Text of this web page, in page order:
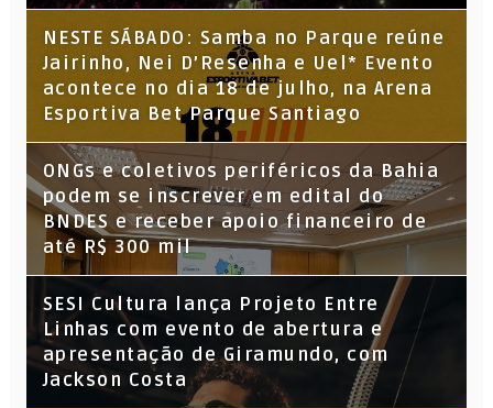
NESTE SÁBADO: Samba no Parque reúne
Jairinho, Nei D’Resenha e Uel* Evento
acontece no dia 18 de julho, na Arena
Esportiva Bet Parque Santiago
ONGs e coletivos periféricos da Bahia
podem se inscrever em edital do
BNDES e receber apoio financeiro de
até R$ 300 mil
SESI Cultura lança Projeto Entre
Linhas com evento de abertura e
apresentação de Giramundo, com
Jackson Costa